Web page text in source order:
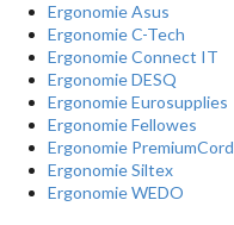
Ergonomie Asus
Ergonomie C-Tech
Ergonomie Connect IT
Ergonomie DESQ
Ergonomie Eurosupplies
Ergonomie Fellowes
Ergonomie PremiumCord
Ergonomie Siltex
Ergonomie WEDO